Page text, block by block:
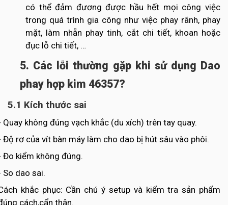
có thể đảm đương được hầu hết mọi công việc
trong quá trình gia công như việc phay rãnh, phay
mặt, làm nhẵn phay tinh, cắt chi tiết, khoan hoặc
đục lỗ chi tiết, …
5. Các lỗi thường gặp khi sử dụng Dao
phay hợp kim 46357?
5.1 Kích thước sai
Quay không đúng vạch khắc (du xích) trên tay quay.
Độ rơ của vít bàn máy làm cho dao bị hút sâu vào phôi.
Đo kiểm không đúng.
So dao sai.
khắc phục: Cần chú ý setup và kiểm tra sản phẩm
cách,cẩn thận.